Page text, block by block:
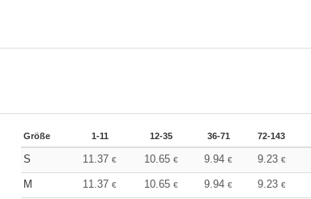
Größe 1-11 12-35 36-71 72-143
S 11.37€ 10.65€ 9.94€ 9.23 €
M 11.37€ 10.65€ 9.94€ 9.23 €